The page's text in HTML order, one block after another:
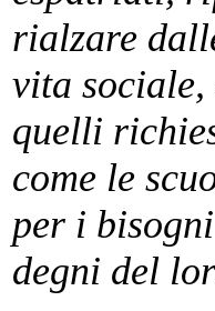
rialzare
vita
quelli
come le
per i
degni del